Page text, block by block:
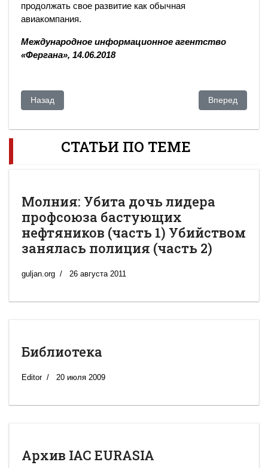
продолжать свое развитие как обычная
авиакомпания.
Международное информационное агентство
«Фергана», 14.06.2018
Предыдущий: "Мочить диктаторов": США готовят
Назад Следующий:
Вперед
СТАТЬИ ПО ТЕМЕ
Молния: Убита дочь лидера
профсоюза бастующих
нефтяников (часть 1) Убийством
занялась полиция (часть 2)
guljan.org 26 августа 2011
Библиотека
Editor 20 июля 2009
Архив IAC EURASIA